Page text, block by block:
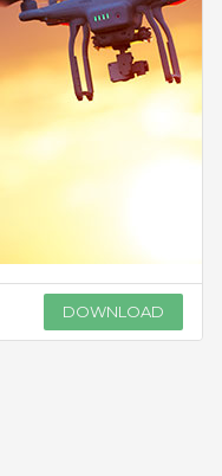
DOWNLOAD